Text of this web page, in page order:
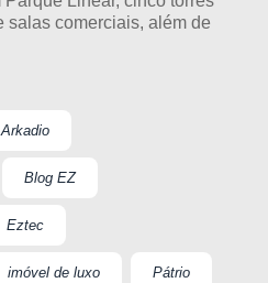
salas comerciais, além de
Arkadio
Blog EZ
Eztec
imóvel de luxo Pátrio